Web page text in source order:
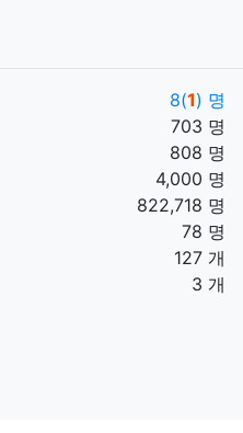
8(1) 명
703 명
808 명
4,000 명
822,718 명
78 명
127 개
3 개